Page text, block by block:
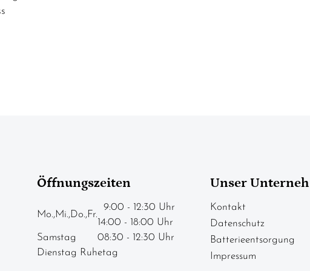
Öffnungszeiten
Mo.,Mi.,Do.,Fr.
9:00 - 12:30 Uhr
14:00 - 18:00 Uhr
Samstag
08:30 - 12:30 Uhr
Dienstag Ruhetag
Unser
Kontakt
Datenschutz
Batterieentsorgung
Impressum